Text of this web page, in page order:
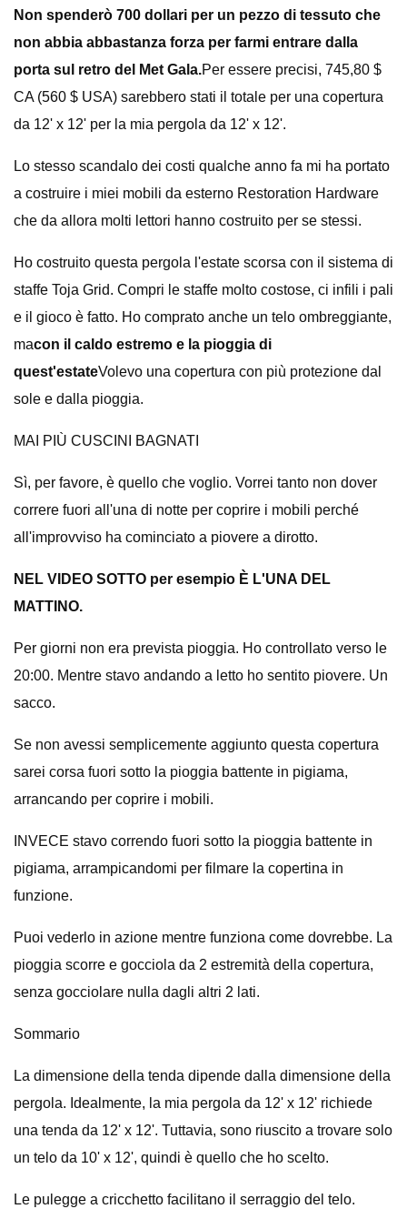
Non spenderò 700 dollari per un pezzo di tessuto che
non abbia abbastanza forza per farmi entrare dalla
porta sul retro del Met Gala.Per essere precisi, 745,80 $
CA (560 $ USA) sarebbero stati il ​​totale per una copertura
da 12' x 12' per la mia pergola da 12' x 12'.
Lo stesso scandalo dei costi qualche anno fa mi ha portato
a costruire i miei mobili da esterno Restoration Hardware
che da allora molti lettori hanno costruito per se stessi.
Ho costruito questa pergola l'estate scorsa con il sistema di
staffe Toja Grid. Compri le staffe molto costose, ci infili i pali
e il gioco è fatto. Ho comprato anche un telo ombreggiante,
macon il caldo estremo e la pioggia di
quest'estateVolevo una copertura con più protezione dal
sole e dalla pioggia.
MAI PIÙ CUSCINI BAGNATI
Sì, per favore, è quello che voglio. Vorrei tanto non dover
correre fuori all'una di notte per coprire i mobili perché
all'improvviso ha cominciato a piovere a dirotto.
NEL VIDEO SOTTO per esempio È L'UNA DEL
MATTINO.
Per giorni non era prevista pioggia. Ho controllato verso le
20:00. Mentre stavo andando a letto ho sentito piovere. Un
sacco.
Se non avessi semplicemente aggiunto questa copertura
sarei corsa fuori sotto la pioggia battente in pigiama,
arrancando per coprire i mobili.
INVECE stavo correndo fuori sotto la pioggia battente in
pigiama, arrampicandomi per filmare la copertina in
funzione.
Puoi vederlo in azione mentre funziona come dovrebbe. La
pioggia scorre e gocciola da 2 estremità della copertura,
senza gocciolare nulla dagli altri 2 lati.
Sommario
La dimensione della tenda dipende dalla dimensione della
pergola. Idealmente, la mia pergola da 12' x 12' richiede
una tenda da 12' x 12'. Tuttavia, sono riuscito a trovare solo
un telo da 10' x 12', quindi è quello che ho scelto.
Le pulegge a cricchetto facilitano il serraggio del telo.